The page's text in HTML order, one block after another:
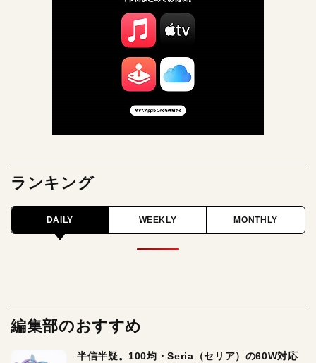
ランキング
DAILY WEEKLY MONTHLY
編集部のおすすめ
半信半疑。100均・Seria（セリア）の60W対応